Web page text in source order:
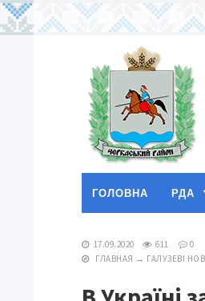
ГОЛОВНА РДА
17.09.2020 611
0
ГЛАВНАЯ → ГАЛУЗЕВІ